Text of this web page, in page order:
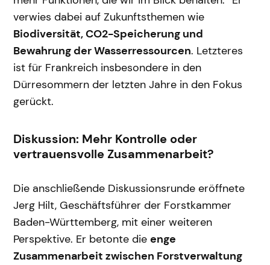
verwies dabei auf Zukunftsthemen wie
Biodiversität, CO2-Speicherung und
Bewahrung der Wasserressourcen. Letzteres
ist für Frankreich insbesondere in den
Dürresommern der letzten Jahre in den Fokus
gerückt.
Diskussion: Mehr Kontrolle oder
vertrauensvolle Zusammenarbeit?
Die anschließende Diskussionsrunde eröffnete
Jerg Hilt, Geschäftsführer der Forstkammer
Baden-Württemberg, mit einer weiteren
Perspektive. Er betonte die enge
Zusammenarbeit zwischen Forstverwaltung